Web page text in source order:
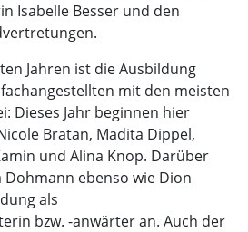
Isabelle Besser und den
Jahren ist die Ausbildung
mit den meisten
Dieses Jahr beginnen hier
Bratan, Madita Dippel,
und Alina Knop. Darüber
Dohmann ebenso wie Dion
als
bzw. -anwärter an. Auch der